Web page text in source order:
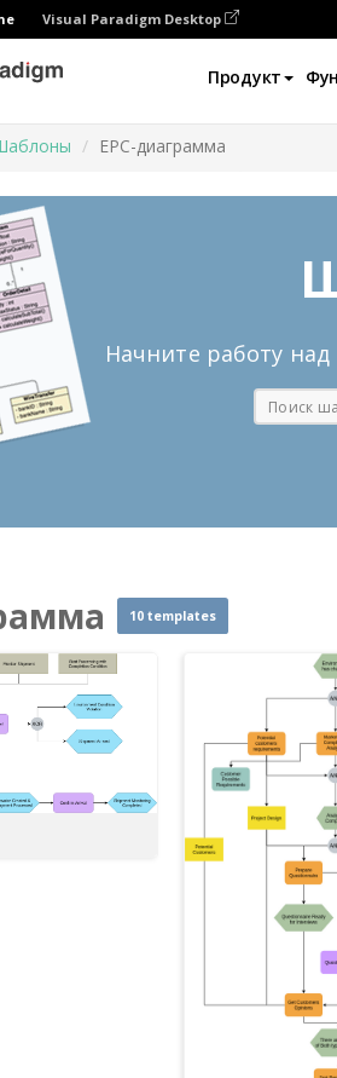
Visual Paradigm Desktop
Продукт
EPC-диаграмма
Начните работу
10 templates